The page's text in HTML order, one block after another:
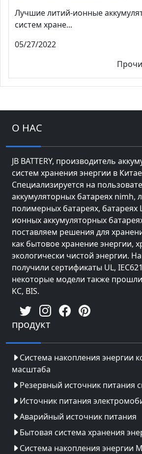
Лучшие литий-ионные
систем хране...
05/27/2022
О НАС
JB BATTERY, производитель
систем хранения энергии в
Специализируется на
аккумуляторных батареях nimh,
полимерных батареях, батареях
ионных аккумуляторных
поставляем решения для
как бытовое хранение энергии,
экологически чистой энергии.
получили сертификаты UL,
некоторые модели также
KC, BIS.
продукт
Система накопления энергии
масштаба
Резервный источник питания
Источник питания
Аварийный источник питания
Бытовая система хранения
Система накопления энергии